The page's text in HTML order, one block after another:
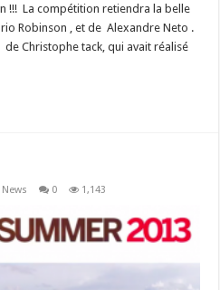
!!! La compétition retiendra la belle
Robinson , et de Alexandre Neto .
de Christophe tack, qui avait réalisé
News 0 1,143